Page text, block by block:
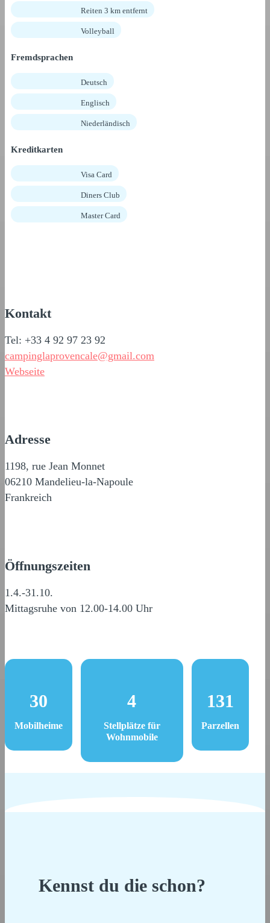
Reiten 3 km entfernt
Volleyball
Fremdsprachen
Deutsch
Englisch
Niederländisch
Kreditkarten
Visa Card
Diners Club
Master Card
Kontakt
Tel: +33 4 92 97 23 92
campinglaprovencale@gmail.com
Webseite
Adresse
1198, rue Jean Monnet
06210 Mandelieu-la-Napoule
Frankreich
Öffnungszeiten
1.4.-31.10.
Mittagsruhe von 12.00-14.00 Uhr
30
Mobilheime
4
Stellplätze für
Wohnmobile
131
Parzellen
Kennst du die schon?